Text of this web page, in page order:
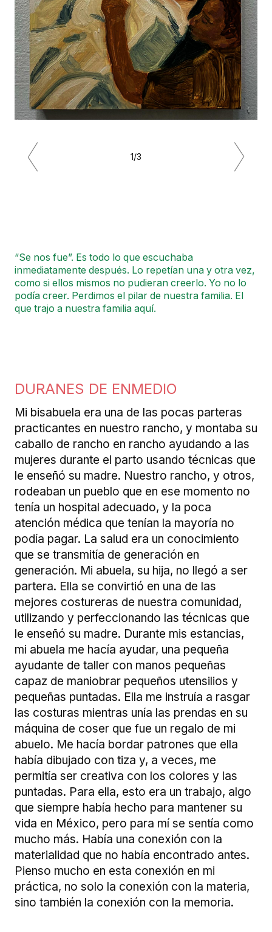
Previous Next
1/3
“Se nos fue”. Es todo lo que escuchaba
inmediatamente después. Lo repetían una y otra vez,
como si ellos mismos no pudieran creerlo. Yo no lo
podía creer. Perdimos el pilar de nuestra familia. El
que trajo a nuestra familia aquí.
DURANES DE ENMEDIO
Mi bisabuela era una de las pocas parteras
practicantes en nuestro rancho, y montaba su
caballo de rancho en rancho ayudando a las
mujeres durante el parto usando técnicas que
le enseñó su madre. Nuestro rancho, y otros,
rodeaban un pueblo que en ese momento no
tenía un hospital adecuado, y la poca
atención médica que tenían la mayoría no
podía pagar. La salud era un conocimiento
que se transmitía de generación en
generación. Mi abuela, su hija, no llegó a ser
partera. Ella se convirtió en una de las
mejores costureras de nuestra comunidad,
utilizando y perfeccionando las técnicas que
le enseñó su madre. Durante mis estancias,
mi abuela me hacía ayudar, una pequeña
ayudante de taller con manos pequeñas
capaz de maniobrar pequeños utensilios y
pequeñas puntadas. Ella me instruía a rasgar
las costuras mientras unía las prendas en su
máquina de coser que fue un regalo de mi
abuelo. Me hacía bordar patrones que ella
había dibujado con tiza y, a veces, me
permitía ser creativa con los colores y las
puntadas. Para ella, esto era un trabajo, algo
que siempre había hecho para mantener su
vida en México, pero para mí se sentía como
mucho más. Había una conexión con la
materialidad que no había encontrado antes.
Pienso mucho en esta conexión en mi
práctica, no solo la conexión con la materia,
sino también la conexión con la memoria.